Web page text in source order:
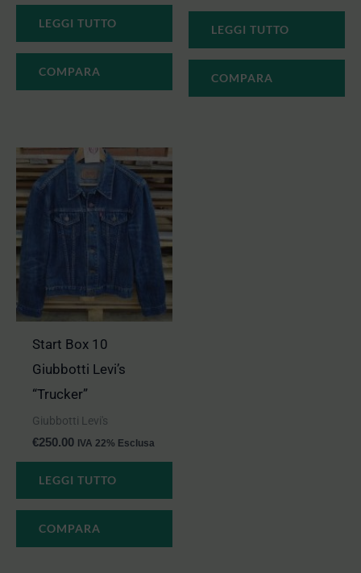
LEGGI TUTTO
COMPARA
LEGGI TUTTO
COMPARA
Start Box 10
Giubbotti Levi’s
“Trucker”
Giubbotti Levi's
€250.00 IVA 22% Esclusa
LEGGI TUTTO
COMPARA